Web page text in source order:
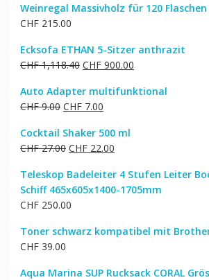
Weinregal Massivholz für 120 Flaschen
CHF215.00
Ecksofa ETHAN 5-Sitzer anthrazit
CHF1,118.40 Ursprünglicher
war:
CHF 1,118.40
CHF900.00Aktueller
ist:
Auto Adapter multifunktional
CHF9.00 Ursprünglicher
war:
CHF 9.00
CHF7.00Aktueller
ist:
CHF 7.00.
Cocktail Shaker 500 ml
CHF27.00 Ursprünglicher
war:
CHF 27.00
CHF22.00Aktueller
ist:
CHF 22.00.
Teleskop Badeleiter 4 Stufen Leiter
Schiff 465x605x1400-1705mm
CHF250.00
Toner schwarz kompatibel mit
CHF39.00
Aqua Marina SUP Rucksack CORAL